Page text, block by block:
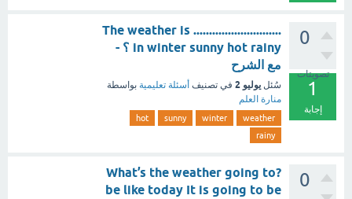
0
تصويتات
1
إجابة
The weather is ............................
in winter sunny hot rainy ؟ -
مع الشرح
سُئل يوليو 2 في تصنيف أسئلة تعليمية بواسطة
منارة العلم
weather
winter
sunny
hot
rainy
0
?What’s the weather going to
be like today It is going to be